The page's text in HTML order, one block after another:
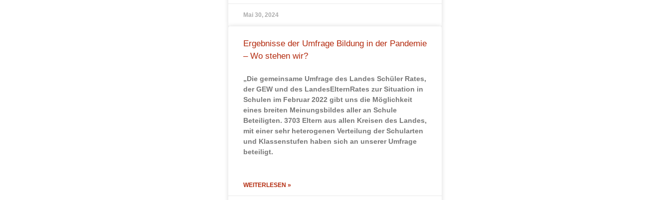
Mai 30, 2024
Ergebnisse der Umfrage Bildung in der Pandemie
– Wo stehen wir?
„Die gemeinsame Umfrage des Landes Schüler Rates,
der GEW und des LandesElternRates zur Situation in
Schulen im Februar 2022 gibt uns die Möglichkeit
eines breiten Meinungsbildes aller an Schule
Beteiligten. 3703 Eltern aus allen Kreisen des Landes,
mit einer sehr heterogenen Verteilung der Schularten
und Klassenstufen haben sich an unserer Umfrage
beteiligt.
WEITERLESEN »